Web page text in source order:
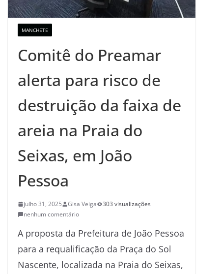
MANCHETE
Comitê do Preamar
alerta para risco de
destruição da faixa de
areia na Praia do
Seixas, em João
Pessoa
julho 31, 2025 Gisa Veiga
303 visualizações
nenhum comentário
A proposta da Prefeitura de João Pessoa
para a requalificação da Praça do Sol
Nascente, localizada na Praia do Seixas,